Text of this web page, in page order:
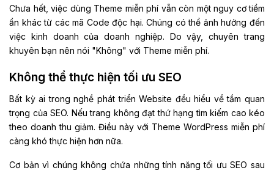
Chưa hết, việc dùng Theme miễn phí vẫn còn một nguy cơ tiềm
ẩn khác từ các mã Code độc hại. Chúng có thể ảnh hưởng đến
việc kinh doanh của doanh nghiệp. Do vậy, chuyên trang
khuyên bạn nên nói "Không" với Theme miễn phí.
Không thể thực hiện tối ưu SEO
Bất kỳ ai trong nghề phát triển Website đều hiểu về tầm quan
trọng của SEO. Nếu trang không đạt thứ hạng tìm kiếm cao kéo
theo doanh thu giảm. Điều này với Theme WordPress miễn phí
càng khó thực hiện hơn nữa.
Cơ bản vì chúng không chứa những tính năng tối ưu SEO sau